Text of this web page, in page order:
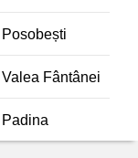
Fântânei